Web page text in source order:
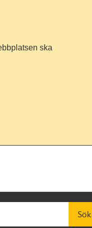
ska
Sök